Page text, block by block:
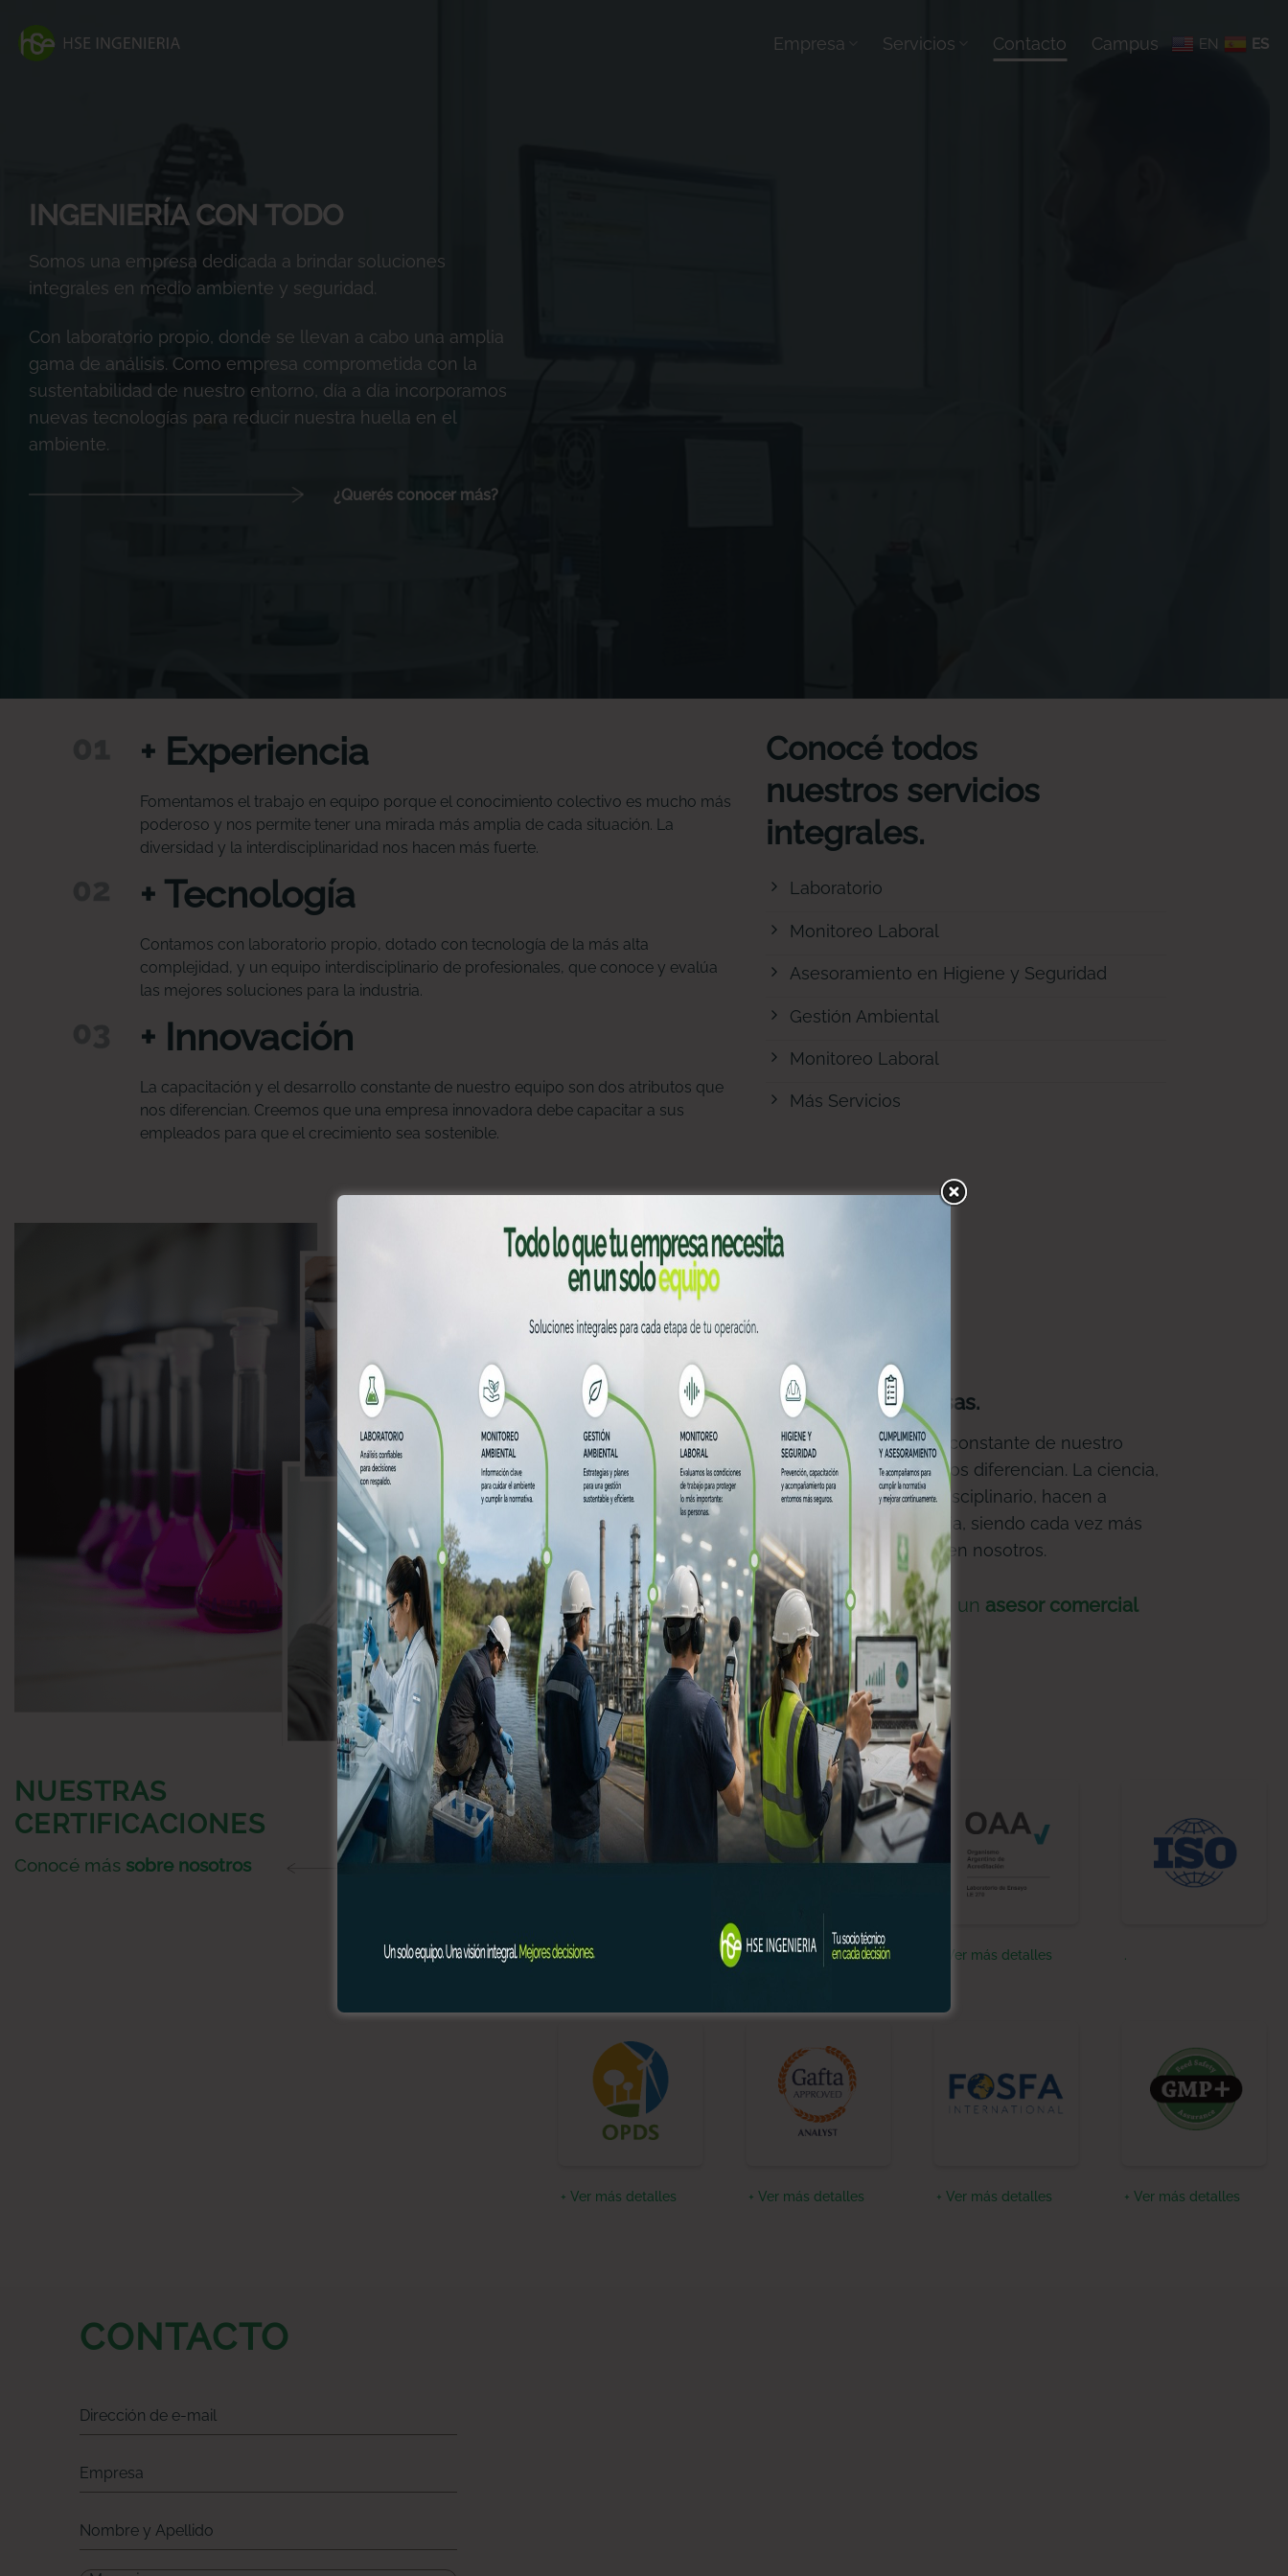
contenido
Empresa Servicios Contacto Campus EN ES
INGENIERÍA CON TODO
Somos una empresa dedicada a brindar soluciones
integrales en medio ambiente y seguridad.
Con laboratorio propio, donde se llevan a cabo una amplia
gama de análisis. Como empresa comprometida con la
sustentabilidad de nuestro entorno, día a día incorporamos
nuevas tecnologías para reducir nuestra huella en el
ambiente.
¿Querés conocer más?
+ Experiencia
Fomentamos el trabajo en equipo porque el conocimiento colectivo es mucho más
poderoso y nos permite tener una mirada más amplia de cada situación. La
diversidad y la interdisciplinaridad nos hacen más fuerte.
+ Tecnología
Contamos con laboratorio propio, dotado con tecnología de la más alta
complejidad, y un equipo interdisciplinario de profesionales, que conoce y evalúa
las mejores soluciones para la industria.
+ Innovación
La capacitación y el desarrollo constante de nuestro equipo son dos atributos que
nos diferencian. Creemos que una empresa innovadora debe capacitar a sus
empleados para que el crecimiento sea sostenible.
Conocé todos
nuestros servicios
integrales.
Laboratorio
Monitoreo Laboral
Asesoramiento en Higiene y Seguridad
Gestión Ambiental
Monitoreo Laboral
Más Servicios
Potenciando a las empresas.
La capacitación y el desarrollo constante de nuestro
equipo son dos atributos que nos diferencian. La ciencia,
la tecnología y el trabajo interdisciplinario, hacen a
nuestros servicios de excelencia, siendo cada vez más
los clientes que eligen confíar en nosotros.
Hablá con un asesor comercial
NUESTRAS
CERTIFICACIONES
Conocé más sobre nosotros
+ Ver más detalles + Ver más detalles + Ver más detalles .
+ Ver más detalles + Ver más detalles + Ver más detalles + Ver más detalles
CONTACTO